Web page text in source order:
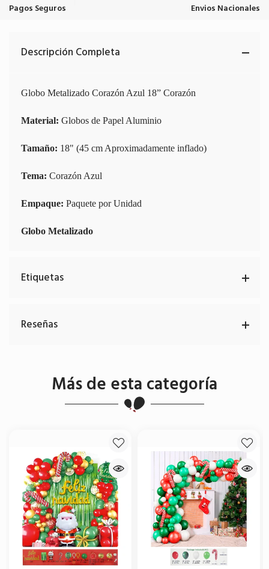
Pagos Seguros Envios Nacionales
Descripción Completa
Globo Metalizado Corazón Azul 18” Corazón
Material: Globos de Papel Aluminio
Tamaño: 18" (45 cm Aproximadamente inflado)
Tema: Corazón Azul
Empaque: Paquete por Unidad
Globo Metalizado
Etiquetas
Reseñas
Más de esta categoría